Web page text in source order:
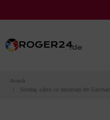
Acasă
Sondaj: către ce destinații din